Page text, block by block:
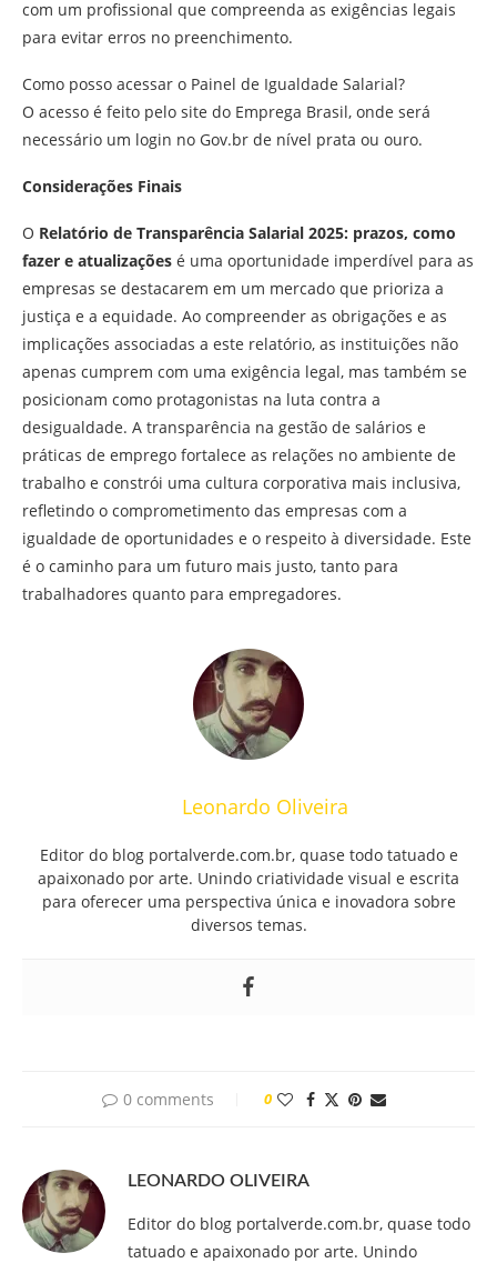
com um profissional que compreenda as exigências legais
para evitar erros no preenchimento.
Como posso acessar o Painel de Igualdade Salarial?
O acesso é feito pelo site do Emprega Brasil, onde será
necessário um login no Gov.br de nível prata ou ouro.
Considerações Finais
O Relatório de Transparência Salarial 2025: prazos, como
fazer e atualizações é uma oportunidade imperdível para as
empresas se destacarem em um mercado que prioriza a
justiça e a equidade. Ao compreender as obrigações e as
implicações associadas a este relatório, as instituições não
apenas cumprem com uma exigência legal, mas também se
posicionam como protagonistas na luta contra a
desigualdade. A transparência na gestão de salários e
práticas de emprego fortalece as relações no ambiente de
trabalho e constrói uma cultura corporativa mais inclusiva,
refletindo o comprometimento das empresas com a
igualdade de oportunidades e o respeito à diversidade. Este
é o caminho para um futuro mais justo, tanto para
trabalhadores quanto para empregadores.
Leonardo Oliveira
Editor do blog portalverde.com.br, quase todo tatuado e
apaixonado por arte. Unindo criatividade visual e escrita
para oferecer uma perspectiva única e inovadora sobre
diversos temas.
0 comments 0
LEONARDO OLIVEIRA
Editor do blog portalverde.com.br, quase todo
tatuado e apaixonado por arte. Unindo